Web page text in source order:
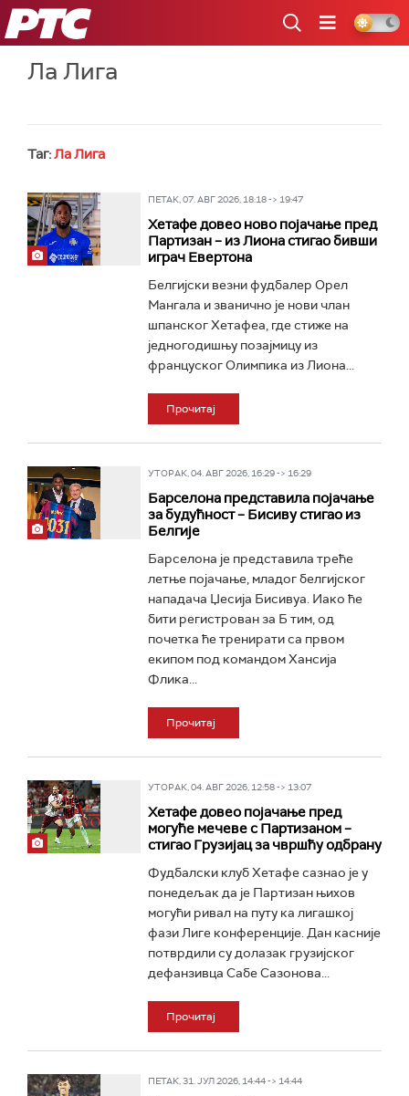
РТС
Ла Лига
Таг:Ла Лига
ПЕТАК, 07. АВГ 2026, 18:18 -> 19:47
Хетафе довео ново појачање пред
Партизан – из Лиона стигао бивши
играч Евертона
Белгијски везни фудбалер Орел
Мангала и званично је нови члан
шпанског Хетафеа, где стиже на
једногодишњу позајмицу из
француског Олимпика из Лиона...
Прочитај
УТОРАК, 04. АВГ 2026, 16:29 -> 16:29
Барселона представила појачање
за будућност – Бисиву стигао из
Белгије
Барселона је представила треће
летње појачање, младог белгијског
нападача Џесија Бисивуа. Иако ће
бити регистрован за Б тим, од
почетка ће тренирати са првом
екипом под командом Хансија
Флика...
Прочитај
УТОРАК, 04. АВГ 2026, 12:58 -> 13:07
Хетафе довео појачање пред
могуће мечеве с Партизаном –
стигао Грузијац за чвршћу одбрану
Фудбалски клуб Хетафе сазнао је у
понедељак да је Партизан њихов
могући ривал на путу ка лигашкој
фази Лиге конференције. Дан касније
потврдили су долазак грузијског
дефанзивца Сабе Сазонова...
Прочитај
ПЕТАК, 31. ЈУЛ 2026, 14:44 -> 14:44